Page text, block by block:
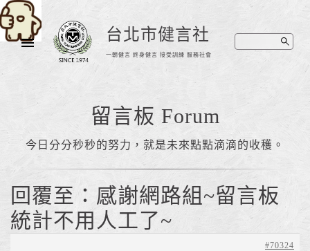
台北市健言社
一朝健言 終身健言 接受訓練 服務社會
留言板 Forum
今日分分秒秒的努力，就是未來點點滴滴的收穫。
回覆至：感謝網路組~留言板
統計不用人工了~
#70324